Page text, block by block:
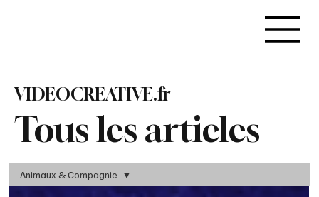
Tous les articles
VIDEOCREATIVE.fr
Animaux & Compagnie